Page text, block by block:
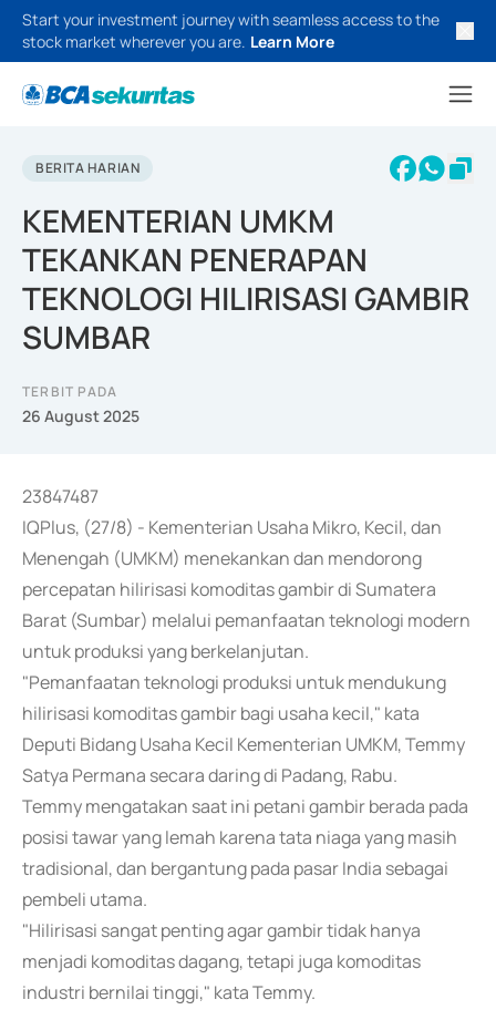
Start your investment journey with seamless access to the
stock market wherever you are. Learn More
BERITA HARIAN
KEMENTERIAN UMKM
TEKANKAN PENERAPAN
TEKNOLOGI HILIRISASI GAMBIR
SUMBAR
TERBIT PADA
26 August 2025
23847487
IQPlus, (27/8) - Kementerian Usaha Mikro, Kecil, dan
Menengah (UMKM) menekankan dan mendorong
percepatan hilirisasi komoditas gambir di Sumatera
Barat (Sumbar) melalui pemanfaatan teknologi modern
untuk produksi yang berkelanjutan.
"Pemanfaatan teknologi produksi untuk mendukung
hilirisasi komoditas gambir bagi usaha kecil," kata
Deputi Bidang Usaha Kecil Kementerian UMKM, Temmy
Satya Permana secara daring di Padang, Rabu.
Temmy mengatakan saat ini petani gambir berada pada
posisi tawar yang lemah karena tata niaga yang masih
tradisional, dan bergantung pada pasar India sebagai
pembeli utama.
"Hilirisasi sangat penting agar gambir tidak hanya
menjadi komoditas dagang, tetapi juga komoditas
industri bernilai tinggi," kata Temmy.